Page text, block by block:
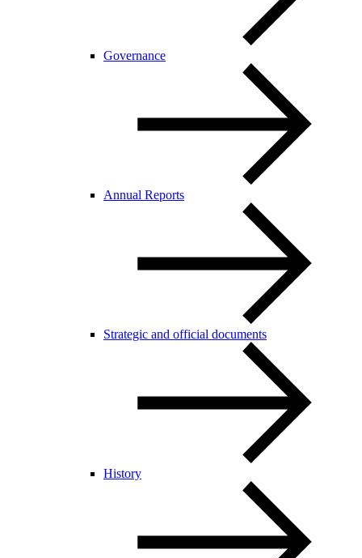
Governance
Annual Reports
Strategic and official documents
History